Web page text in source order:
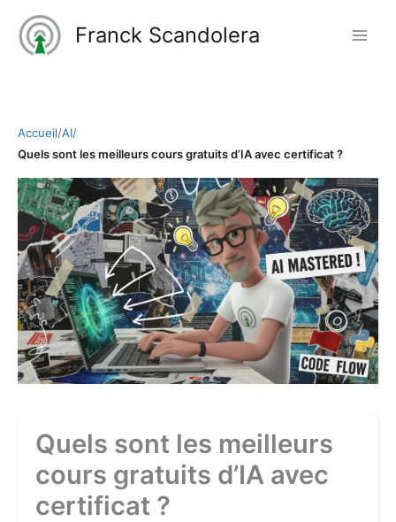
contenu
Franck Scandolera
Accueil/AI/
Quels sont les meilleurs cours gratuits d’IA avec certificat ?
Quels sont les meilleurs
cours gratuits d’IA avec
certificat ?